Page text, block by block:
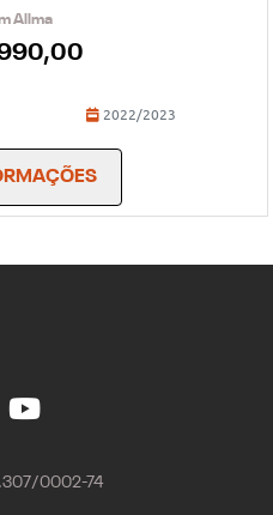
Allma
2022/2023
0002-74